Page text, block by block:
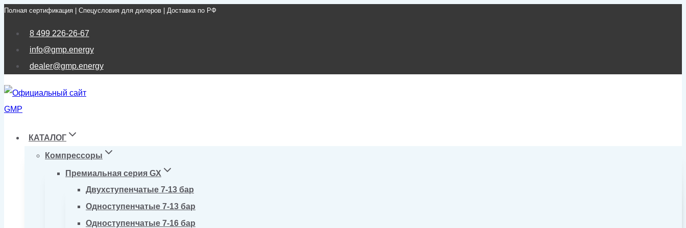
Перейти
Полная сертификация | Спецусловия для дилеров | Доставка по РФ
8 499 226-26-67
info@gmp.energy
dealer@gmp.energy
КАТАЛОГ
Компрессоры
Премиальная серия GX
Двухступенчатые 7-13 бар
Одноступенчатые 7-13 бар
Одноступенчатые 7-16 бар